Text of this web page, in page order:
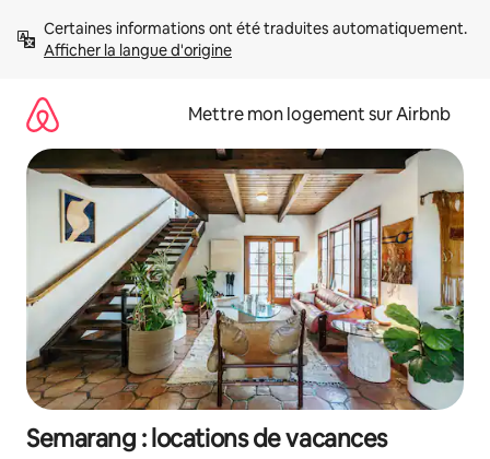
directement
Afficher la langue d'origine
Mettre mon logement sur Airbnb
Semarang : locations de vacances